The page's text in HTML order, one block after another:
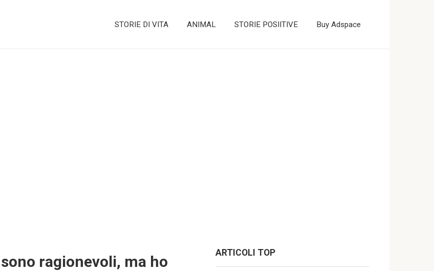
STORIE DI VITA ANIMAL STORIE POSIITIVE Buy Adspace
ragionevoli, ma ho
ARTICOLI TOP